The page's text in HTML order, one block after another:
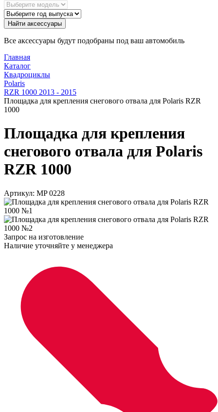
Найти аксессуары
Все аксессуары будут подобраны под ваш автомобиль
Главная
Каталог
Квадроциклы
Polaris
RZR 1000 2013 - 2015
Площадка для крепления снегового отвала для Polaris RZR
1000
Площадка для крепления
снегового отвала для Polaris
RZR 1000
Артикул: MP 0228
Запрос на изготовление
Наличие уточняйте у менеджера